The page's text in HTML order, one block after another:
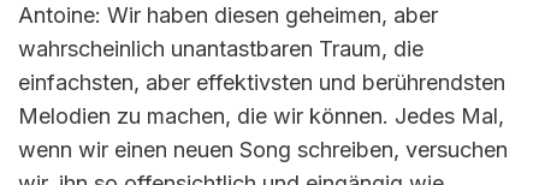
Antoine: Wir haben diesen geheimen, aber
wahrscheinlich unantastbaren Traum, die
einfachsten, aber effektivsten und berührendsten
Melodien zu machen, die wir können. Jedes Mal,
wenn wir einen neuen Song schreiben, versuchen